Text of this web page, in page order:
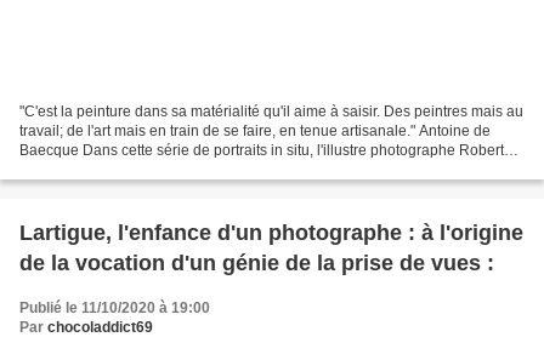
"C'est la peinture dans sa matérialité qu'il aime à saisir. Des peintres mais au
travail; de l'art mais en train de se faire, en tenue artisanale." Antoine de
Baecque Dans cette série de portraits in situ, l'illustre photographe Robert
Lartigue, l'enfance d'un photographe : à l'origine
de la vocation d'un génie de la prise de vues :
Publié le 11/10/2020 à 19:00
Par chocoladdict69